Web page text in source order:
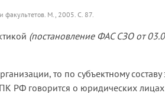
факультетов. М., 2005. С. 87.
(постановление ФАС СЗО от
то по субъектному
РФ говорится о юридических